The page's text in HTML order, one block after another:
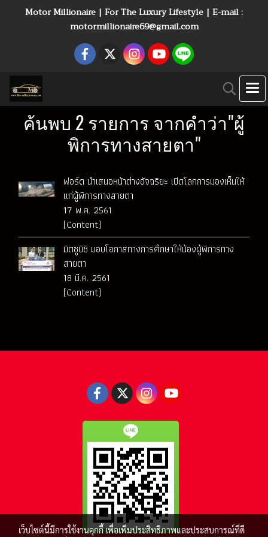
Motor Millionaire | For The Luxury Lifestyle | E-mail :
motormillionaire69@gmail.com
ค้นพบ 2 รายการ จากคำว่า"ผู้
พิการทางสายตา"
ฟอร์ด นำเสนอหน้าต่างอัจฉริยะ เปิดโลกการมองเห็นให้
แก่ผู้พิการทางสายตา
17 พ.ค. 2561
(Content)
มิตซูบิชิ มอบโอกาสทางการศึกษาให้น้องผู้พิการทาง
สายตา
18 มี.ค. 2561
(Content)
เว็บไซต์นี้มีการใช้งานคุกกี้ เพื่อเพิ่มประสิทธิภาพและประสบการณ์ที่ดี